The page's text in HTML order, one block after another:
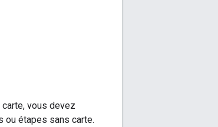
vous devez
ou étapes sans carte.